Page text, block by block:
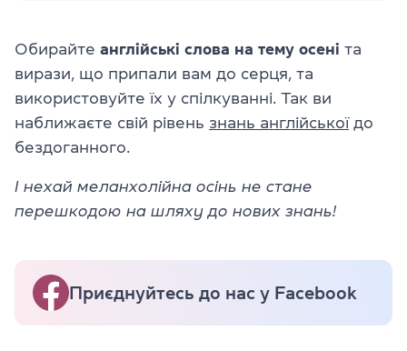
Обирайте англійські слова на тему осені та
вирази, що припали вам до серця, та
використовуйте їх у спілкуванні. Так ви
наближаєте свій рівень знань англійськоїдо
бездоганного.
І нехай меланхолійна осінь не стане
перешкодою на шляху до нових знань!
Приєднуйтесь до нас у Facebook